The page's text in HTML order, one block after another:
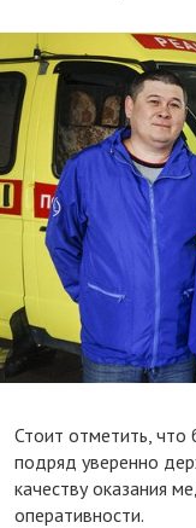
Стоит отметить, что
подряд уверенно
качеству оказания
оперативности.